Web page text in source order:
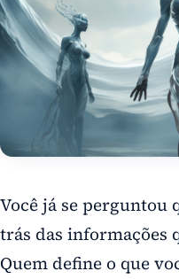
Você já se perguntou
trás das informações
Quem define o que